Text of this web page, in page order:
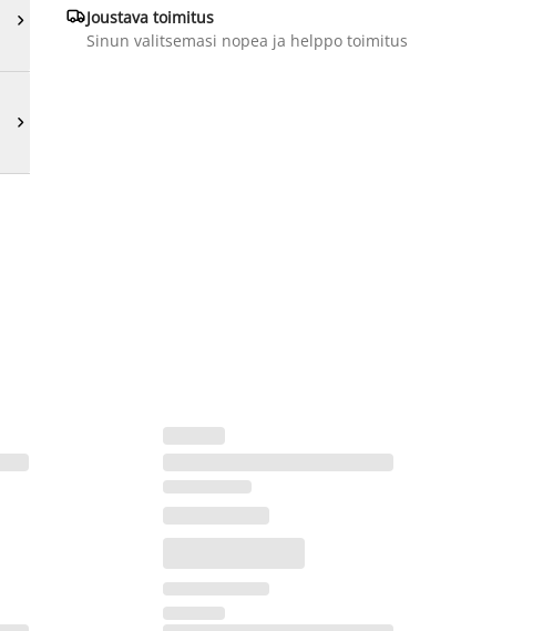


Joustava toimitus
Sinun valitsemasi nopea ja helppo toimitus